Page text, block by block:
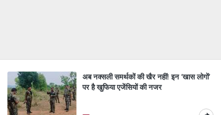
अब नक्सली समर्थकों की खैर नहीं! इन ‘खास लोगों’
पर है खुफिया एजेंसियों की नजर